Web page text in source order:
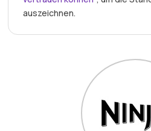
auszeichnen.